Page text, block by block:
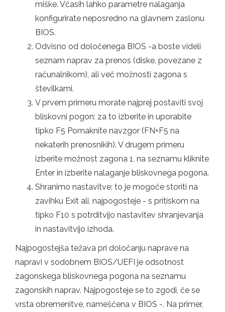
miške. Včasih lahko parametre nalaganja
konfigurirate neposredno na glavnem zaslonu
BIOS.
Odvisno od določenega BIOS -a boste videli
seznam naprav za prenos (diske, povezane z
računalnikom), ali več možnosti zagona s
številkami.
V prvem primeru morate najprej postaviti svoj
bliskovni pogon: za to izberite in uporabite
tipko F5 Pomaknite navzgor (FN+F5 na
nekaterih prenosnikih). V drugem primeru
izberite možnost zagona 1, na seznamu kliknite
Enter in izberite nalaganje bliskovnega pogona.
Shranimo nastavitve: to je mogoče storiti na
zavihku Exit ali, najpogosteje - s pritiskom na
tipko F10 s potrditvijo nastavitev shranjevanja
in nastavitvijo izhoda.
Najpogostejša težava pri določanju naprave na
napravi v sodobnem BIOS/UEFI je odsotnost
zagonskega bliskovnega pogona na seznamu
zagonskih naprav. Najpogosteje se to zgodi, če se
vrsta obremenitve, nameščena v BIOS -. Na primer,